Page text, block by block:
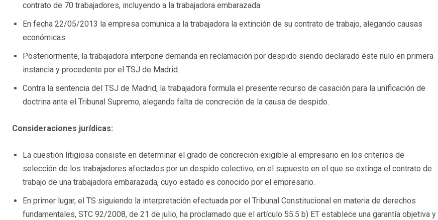
contrato de 70 trabajadores, incluyendo a la trabajadora embarazada.
En fecha 22/05/2013 la empresa comunica a la trabajadora la extinción de su contrato de trabajo, alegando causas
económicas.
Posteriormente, la trabajadora interpone demanda en reclamación por despido siendo declarado éste nulo en primera
instancia y procedente por el TSJ de Madrid.
Contra la sentencia del TSJ de Madrid, la trabajadora formula el presente recurso de casación para la unificación de
doctrina ante el Tribunal Supremo, alegando falta de concreción de la causa de despido.
Consideraciones jurídicas:
La cuestión litigiosa consiste en determinar el grado de concreción exigible al empresario en los criterios de
selección de los trabajadores afectados por un despido colectivo, en el supuesto en el que se extinga el contrato de
trabajo de una trabajadora embarazada, cuyo estado es conocido por el empresario.
En primer lugar, el TS siguiendo la interpretación efectuada por el Tribunal Constitucional en materia de derechos
fundamentales, STC 92/2008, de 21 de julio, ha proclamado que el artículo 55.5 b) ET establece una garantía objetiva y